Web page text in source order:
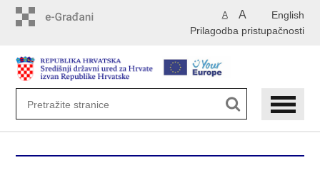
English
A A
Prilagodba pristupačnosti